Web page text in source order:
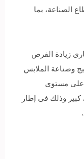
الصناعة، بما
زيادة الفرص
وصناعة الملابس
على مستوى
استثمارى كبير وذلك فى إطار